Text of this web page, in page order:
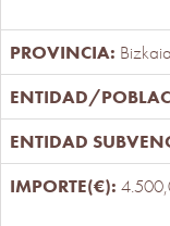
Bizkaia